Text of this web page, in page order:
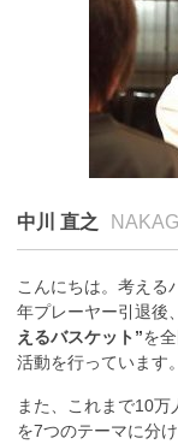
中川 直之
こんにちは。考える
年プレーヤー引退後、
えるバスケット”を
活動を行っています。
また、これまで10
を7つのテーマに分